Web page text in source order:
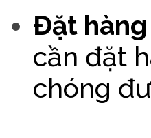
Đặt
cần đặt
chóng